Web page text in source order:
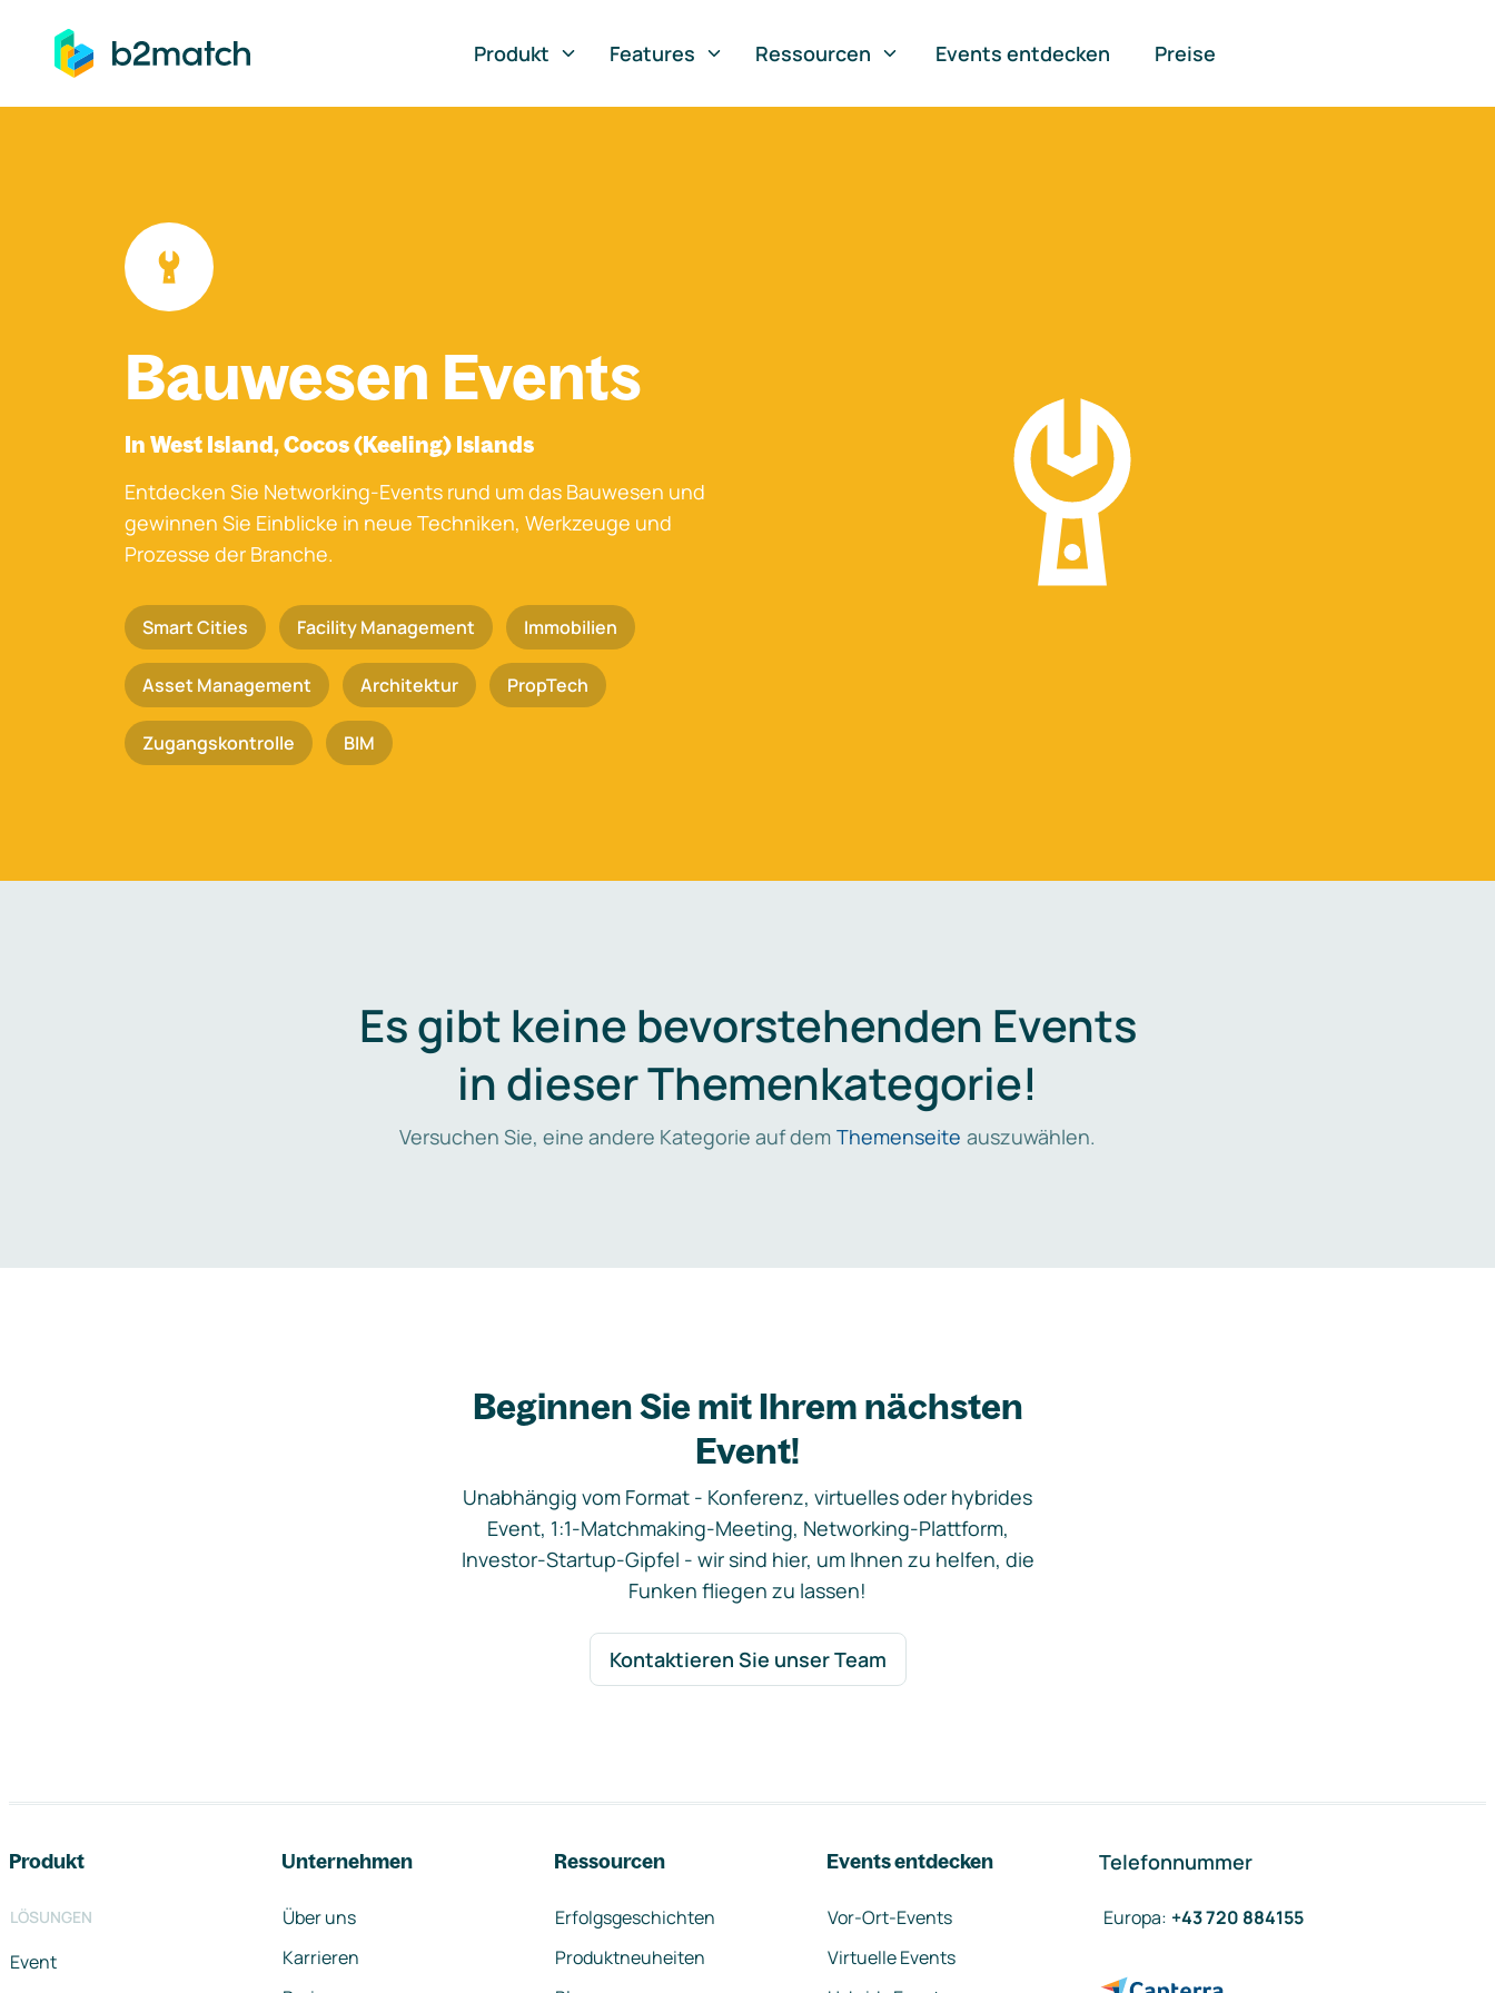
springen
Produkt
Features Ressourcen Events entdecken Preise
Bauwesen Events
In West Island, Cocos (Keeling) Islands
Entdecken Sie Networking-Events rund um das Bauwesen und
gewinnen Sie Einblicke in neue Techniken, Werkzeuge und
Prozesse der Branche.
Smart Cities Facility Management Immobilien
Asset Management Architektur PropTech
Zugangskontrolle BIM
Es gibt keine bevorstehenden Events
in dieser Themenkategorie!
Versuchen Sie, eine andere Kategorie auf dem Themenseite auszuwählen.
Beginnen Sie mit Ihrem nächsten
Event!
Unabhängig vom Format - Konferenz, virtuelles oder hybrides
Event, 1:1-Matchmaking-Meeting, Networking-Plattform,
Investor-Startup-Gipfel - wir sind hier, um Ihnen zu helfen, die
Funken fliegen zu lassen!
Kontaktieren Sie unser Team
Produkt
LÖSUNGEN
Event
Unternehmen
Über uns
Karrieren
Ressourcen
Erfolgsgeschichten
Produktneuheiten
Events entdecken
Vor-Ort-Events
Virtuelle Events
Telefonnummer
Europa: +43 720 884155